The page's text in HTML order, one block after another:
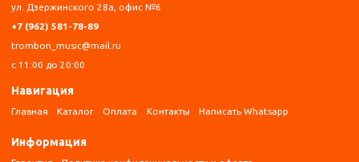
Навигация
Главная Каталог Оплата Контакты Написать Whatsapp
Информация
ул. Дзержинского 28а, офис №6
+7 (962) 581-78-89
trombon_music@mail.ru
с 11:00 до 20:00